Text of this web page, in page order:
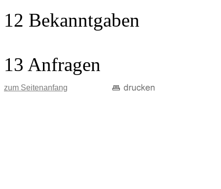
12 Bekanntgaben
13 Anfragen
zum Seitenanfang